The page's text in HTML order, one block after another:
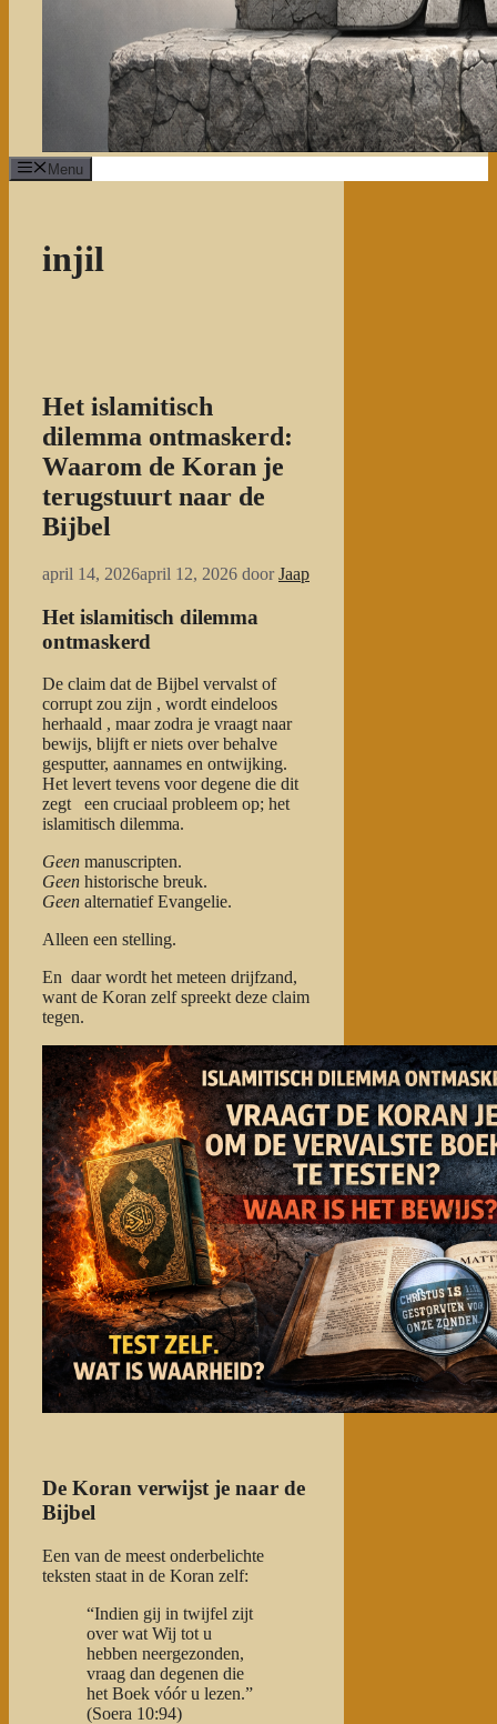
Menu
injil
Het islamitisch
dilemma ontmaskerd:
Waarom de Koran je
terugstuurt naar de
Bijbel
april 14, 2026april 12, 2026 doorJaap
Het islamitisch dilemma
ontmaskerd
De claim dat de Bijbel vervalst of
corrupt zou zijn , wordt eindeloos
herhaald , maar zodra je vraagt naar
bewijs, blijft er niets over behalve
gesputter, aannames en ontwijking.
Het levert tevens voor degene die dit
zegt een cruciaal probleem op; het
islamitisch dilemma.
Geen manuscripten.
Geen historische breuk.
Geen alternatief Evangelie.
Alleen een stelling.
En daar wordt het meteen drijfzand,
want de Koran zelf spreekt deze claim
tegen.
De Koran verwijst je naar de
Bijbel
Een van de meest onderbelichte
teksten staat in de Koran zelf:
“Indien gij in twijfel zijt
over wat Wij tot u
hebben neergezonden,
vraag dan degenen die
het Boek vóór u lezen.”
(Soera 10:94)